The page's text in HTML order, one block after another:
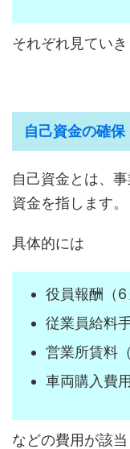
それぞれ見ていき
自己資金の確保
自己資金とは、
資金を指します。
具体的には
役員報酬（6
従業員給料
営業所賃料
車両購入費
などの費用が該当